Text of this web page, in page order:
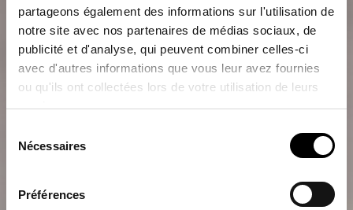
partageons également des informations sur l'utilisation de
notre site avec nos partenaires de médias sociaux, de
publicité et d'analyse, qui peuvent combiner celles-ci
avec d'autres informations que vous leur avez fournies
ou qu'ils ont collectées lors de votre utilisation de leurs
services.
Nécessaires
Préférences